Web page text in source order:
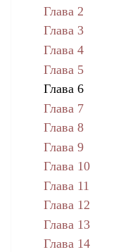
Глава 2
Глава 3
Глава 4
Глава 5
Глава 6
Глава 7
Глава 8
Глава 9
Глава 10
Глава 11
Глава 12
Глава 13
Глава 14